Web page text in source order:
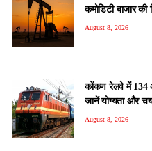
कमोडिटी बाजार की
August 8, 2026
कोंकण रेलवे में 134
जानें योग्यता और
August 8, 2026